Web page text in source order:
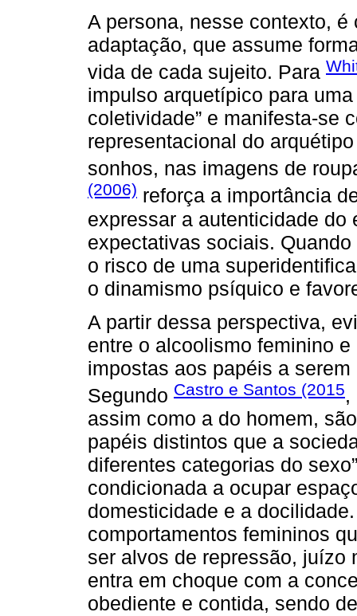
A persona, nesse contexto,
adaptação, que assume
vida de cada sujeito. Para
impulso arquetípico para
coletividade” e manifesta-se
representacional do
sonhos, nas imagens de
(2006) reforça a importância
expressar a autenticidade do
expectativas sociais.
o risco de uma
o dinamismo psíquico e
A partir dessa perspectiva,
entre o alcoolismo feminino
impostas aos papéis a
Segundo Castro e Santos (2015,
assim como a do homem,
papéis distintos que a
diferentes categorias do
condicionada a ocupar
domesticidade e a
comportamentos femininos
ser alvos de repressão, juízo
entra em choque com a
obediente e contida, sendo